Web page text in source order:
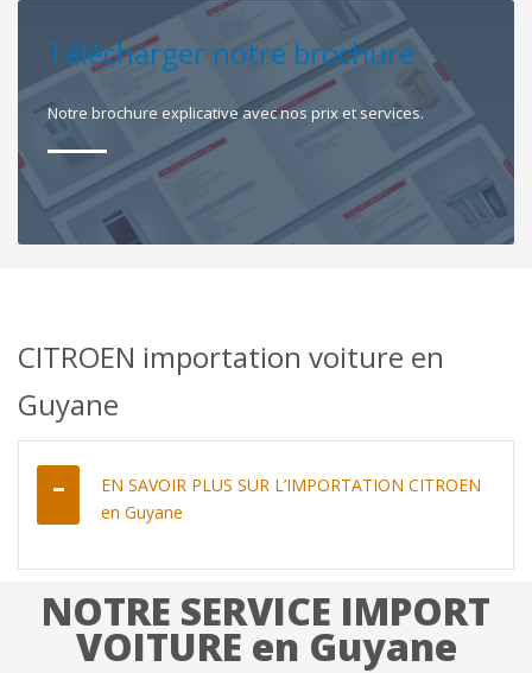
Télécharger notre brochure
Notre brochure explicative avec nos prix et services.
CITROEN importation voiture en
Guyane
EN SAVOIR PLUS SUR L’IMPORTATION CITROEN
en Guyane
NOTRE SERVICE IMPORT
VOITURE en Guyane